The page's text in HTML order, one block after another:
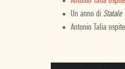
Un anno di Statale
Antonio Talia